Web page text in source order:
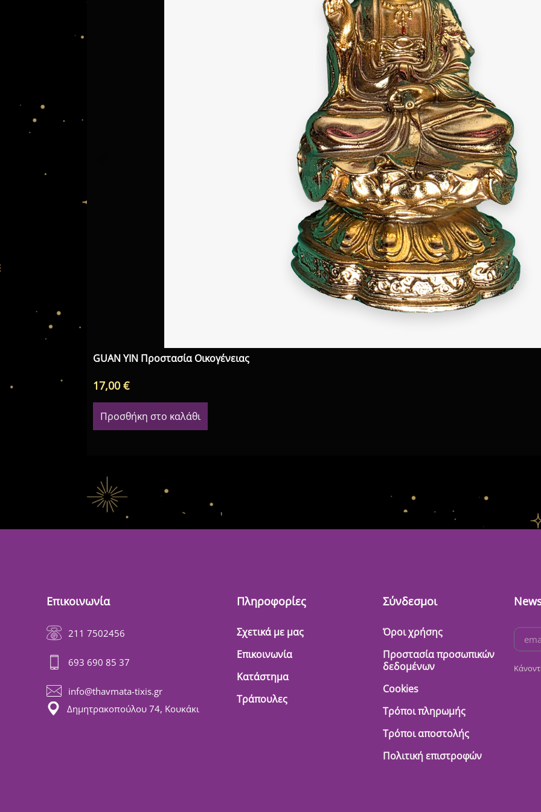
GUAN YIN Προστασία Οικογένειας
17,00€
Προσθήκη στο καλάθι
Επικοινωνία
211 7502456
693 690 85 37
info@thavmata-tixis.gr
Δημητρακοπούλου 74, Κουκάκι
Πληροφορίες
Σχετικά με μας
Επικοινωνία
Κατάστημα
Τράπουλες
Σύνδεσμοι
Όροι χρήσης
Προστασία προσωπικών
δεδομένων
Cookies
Τρόποι πληρωμής
Τρόποι αποστολής
Πολιτική επιστροφών